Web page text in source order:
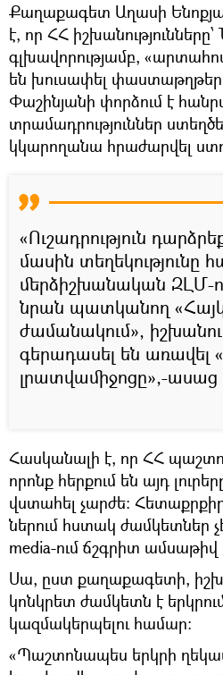
Քաղաքագետ Աղասի
է, որ ՀՀ
գլխավորությամբ,
են խուսափել
Փաշինյանի փորձում է
տրամադրություններ
կկարողանա հրաժարվել
«Ուշադրություն
մասին տեղեկությունը
մերձիշխանական ԶԼՄ-
նրան պատկանող
ժամանակում»,
գերադասել են առավել
լրատվամիջոցը»,-ասաց
Հասկանալի է, որ ՀՀ
որոնք հերքում են այդ
վստահել չարժե։
ներում հստակ ժամկետներ
media-ում ճշգրիտ ամսաթիվ
Սա, ըստ քաղաքագետի,
կոնկրետ ժամկետն է
կազմակերպելու համար։
«Պաշտոնապես երկրի